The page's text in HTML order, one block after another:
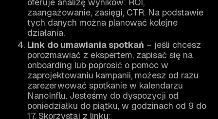
zaangażowanie, zasięgi, CTR. Na podstawie
tych danych można planować kolejne
działania.
Link do umawiania spotkań – jeśli chcesz
porozmawiać z ekspertem, zapisać się na
onboarding lub poprosić o pomoc w
zaprojektowaniu kampanii, możesz od razu
zarezerwować spotkanie w kalendarzu
NanoInflu. Jesteśmy do dyspozycji od
poniedziałku do piątku, w godzinach od 9 do
17. Skorzystaj z linku: